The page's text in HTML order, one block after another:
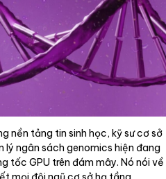
nền tảng tin sinh học, kỹ sư cơ sở
lý ngân sách genomics hiện đang
tốc GPU trên đám mây. Nó nói về